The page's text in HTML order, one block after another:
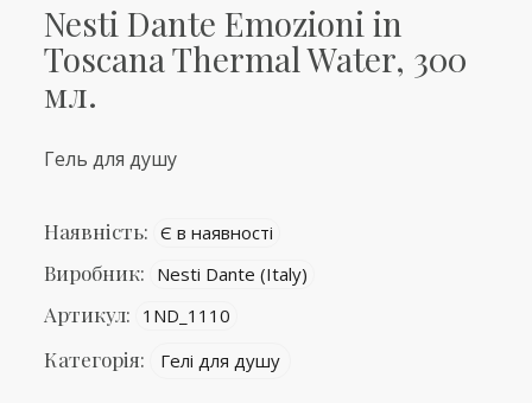
Nesti Dante Emozioni in
Toscana Thermal Water, 300
мл.
Гель для душу
Наявність: Є в наявності
Виробник: Nesti Dante (Italy)
Артикул: 1ND_1110
Категорія: Гелі для душу